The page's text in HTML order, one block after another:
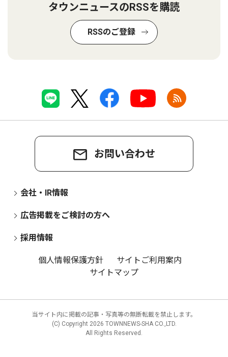
タウンニュースのRSSを購読
RSSのご登録
お問い合わせ
会社・IR情報
広告掲載をご検討の方へ
採用情報
個人情報保護方針
サイトご利用案内
サイトマップ
当サイト内に掲載の記事・写真等の無断転載を禁止します。
(C) Copyright 2026 TOWNNEWS-SHA CO.,LTD.
All Rights Reserved.